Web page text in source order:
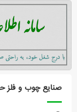
وبلاگ
معرفی ما
تعرفه ها
راهنما
ورود یا عضویت
صنایع چوب و فلز